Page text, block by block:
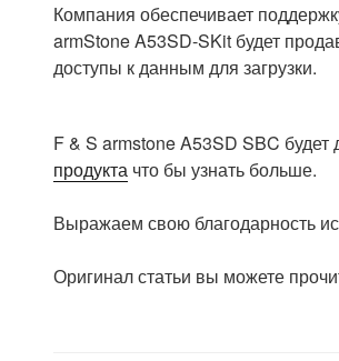
Компания обеспечивает
armStone A53SD-SKit будет
доступы к данным для загрузки.
F & S armstone A53SD SBC будет
продукта что бы узнать больше.
Выражаем свою благодарность
Оригинал статьи вы можете